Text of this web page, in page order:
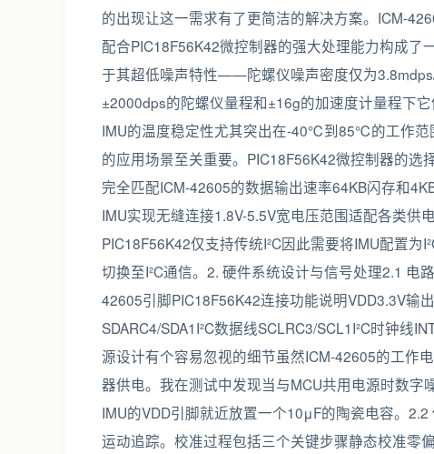
的出现让这一需求有了更简洁的解决方案。ICM-
配合PIC18F56K42微控制器的强大处理能力构成
于其超低噪声特性——陀螺仪噪声密度仅为
±2000dps的陀螺仪量程和±16g的加速度计量程下
IMU的温度稳定性尤其突出在-40℃到85℃的工作
的应用场景至关重要。PIC18F56K42微控制器的
完全匹配ICM-42605的数据输出速率64KB闪存和
IMU实现无缝连接1.8V-5.5V宽电压范围适配各类供
PIC18F56K42仅支持传统I²C因此需要将IMU配置
切换至I²C通信。2. 硬件系统设计与信号处理2.1 电
42605引脚PIC18F56K42连接功能说明VDD3.3V输
SDARC4/SDA1I²C数据线SCLRC3/SCL1I²C时钟线
源设计有个容易忽视的细节虽然ICM-42605的工作
器供电。我在测试中发现当与MCU共用电源时数
IMU的VDD引脚就近放置一个10μF的陶瓷电容。
运动追踪。校准过程包括三个关键步骤静态校准零